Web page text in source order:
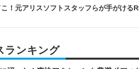
！元アリスソフトスタッフらが手がける
ランキング